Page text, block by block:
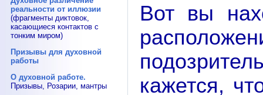
реальности от иллюзии
(фрагменты диктовок,
касающиеся контактов с
тонким миром)
Призывы для духовной
работы
О духовной работе.
Призывы, Розарии, мантры
Вот вы
кажется,